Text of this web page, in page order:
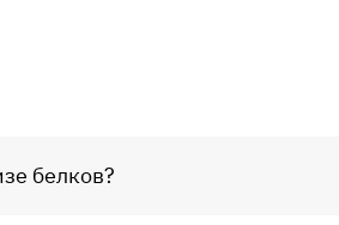
белков?